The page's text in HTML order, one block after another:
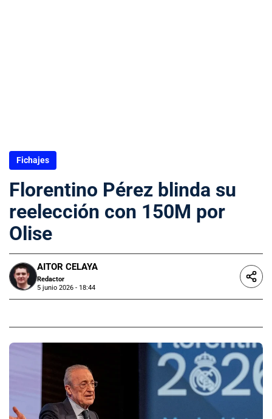
Fichajes
Florentino Pérez blinda su
reelección con 150M por
Olise
AITOR CELAYA
Redactor
5 junio 2026 - 18:44